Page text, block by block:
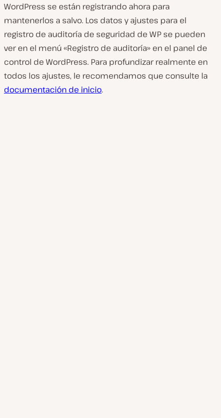
WordPress se están registrando ahora para
mantenerlos a salvo. Los datos y ajustes para el
registro de auditoría de seguridad de WP se pueden
ver en el menú «Registro de auditoría» en el panel de
control de WordPress. Para profundizar realmente en
todos los ajustes, le recomendamos que consulte la
documentación de inicio.